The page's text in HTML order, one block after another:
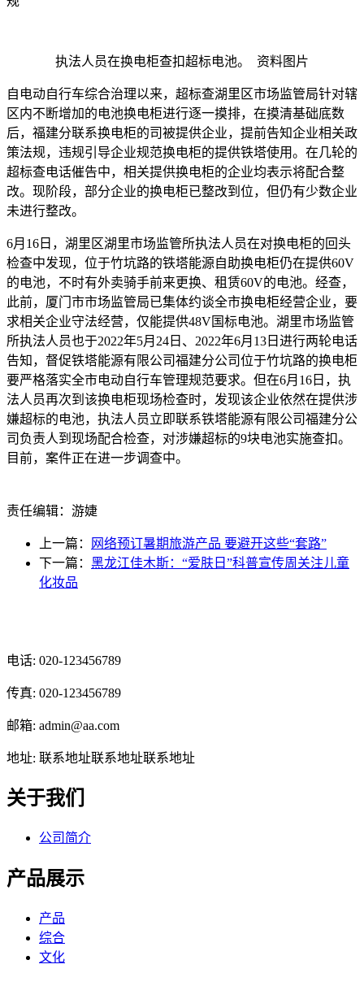
执法人员在换电柜查扣超标电池。 资料图片
自电动自行车综合治理以来，超标查湖里区市场监管局针对辖
区内不断增加的电池换电柜进行逐一摸排，在摸清基础底数
后，福建分联系换电柜的司被提供企业，提前告知企业相关政
策法规，违规引导企业规范换电柜的提供铁塔使用。在几轮的
超标查电话催告中，相关提供换电柜的企业均表示将配合整
改。现阶段，部分企业的换电柜已整改到位，但仍有少数企业
未进行整改。
6月16日，湖里区湖里市场监管所执法人员在对换电柜的回头
检查中发现，位于竹坑路的铁塔能源自助换电柜仍在提供60V
的电池，不时有外卖骑手前来更换、租赁60V的电池。经查，
此前，厦门市市场监管局已集体约谈全市换电柜经营企业，要
求相关企业守法经营，仅能提供48V国标电池。湖里市场监管
所执法人员也于2022年5月24日、2022年6月13日进行两轮电话
告知，督促铁塔能源有限公司福建分公司位于竹坑路的换电柜
要严格落实全市电动自行车管理规范要求。但在6月16日，执
法人员再次到该换电柜现场检查时，发现该企业依然在提供涉
嫌超标的电池，执法人员立即联系铁塔能源有限公司福建分公
司负责人到现场配合检查，对涉嫌超标的9块电池实施查扣。
目前，案件正在进一步调查中。
责任编辑：游婕
上一篇：
网络预订暑期旅游产品 要避开这些“套路”
下一篇： 黑龙江佳木斯：“爱肤日”科普宣传周关注儿童
化妆品
电话: 020-123456789
传真: 020-123456789
邮箱: admin@aa.com
地址: 联系地址联系地址联系地址
关于我们
公司简介
产品展示
产品
综合
文化